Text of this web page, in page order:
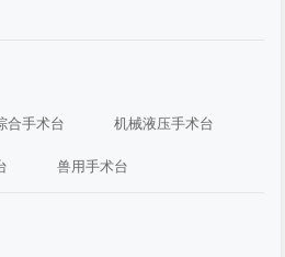
合手术台 机械液压手术台
兽用手术台